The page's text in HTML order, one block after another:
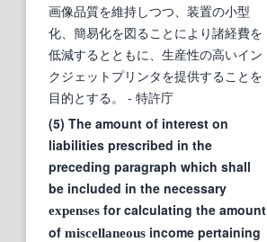
画像品質を維持しつつ、装置の小型
化、簡易化を図ることにより諸経費を
低減するとともに、生産性の高いイン
クジェットプリンタを提供することを
目的とする。
- 特許庁
(5) The amount of interest on
liabilities prescribed in the
preceding paragraph which shall
be included in the necessary
expenses for calculating the amount
of miscellaneous income pertaining